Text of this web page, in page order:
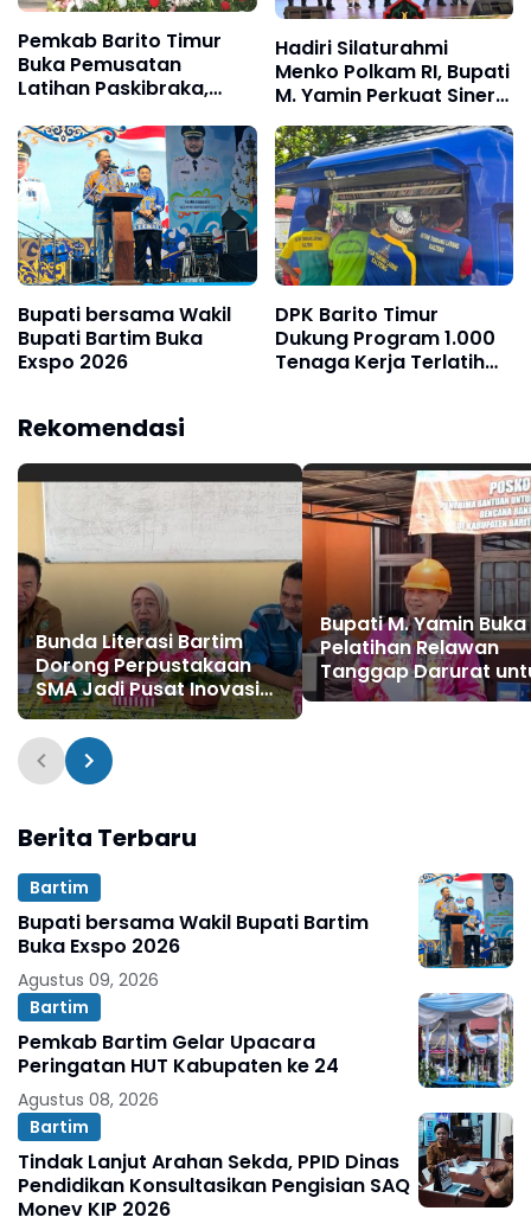
Pemkab Barito Timur
Buka Pemusatan
Latihan Paskibraka,
Hotel Ade Tamiang
Layang Resmi
Difungsikan
Hadiri Silaturahmi
Menko Polkam RI, Bupati
M. Yamin Perkuat Sinergi
Dukung Program
Strategis Nasional
Bupati bersama Wakil
Bupati Bartim Buka
Exspo 2026
DPK Barito Timur
Dukung Program 1.000
Tenaga Kerja Terlatih
Rekomendasi
Bunda Literasi Bartim
Dorong Perpustakaan
SMA Jadi Pusat Inovasi
dan Laboratorium Ide
Generasi Muda
Bupati M. Yamin Buka
Pelatihan Relawan
Tanggap Darurat
Perkuat
Berita Terbaru
Bartim
Bupati bersama Wakil Bupati Bartim
Buka Exspo 2026
Agustus 09, 2026
Bartim
Pemkab Bartim Gelar Upacara
Peringatan HUT Kabupaten ke 24
Agustus 08, 2026
Bartim
Tindak Lanjut Arahan Sekda, PPID Dinas
Pendidikan Konsultasikan Pengisian SAQ
Monev KIP 2026